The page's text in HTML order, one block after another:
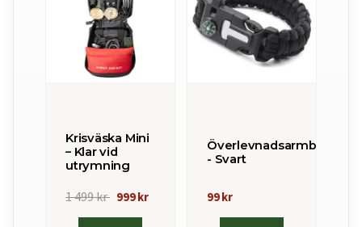
Krisväska Mini
– Klar vid
utrymning
1 499 kr 999 kr
Överlevnadsarmband
- Svart
99 kr